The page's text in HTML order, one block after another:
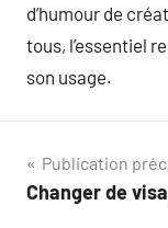
d’humour de
tous, l’essentiel
son usage.
de
Publication
Changer de